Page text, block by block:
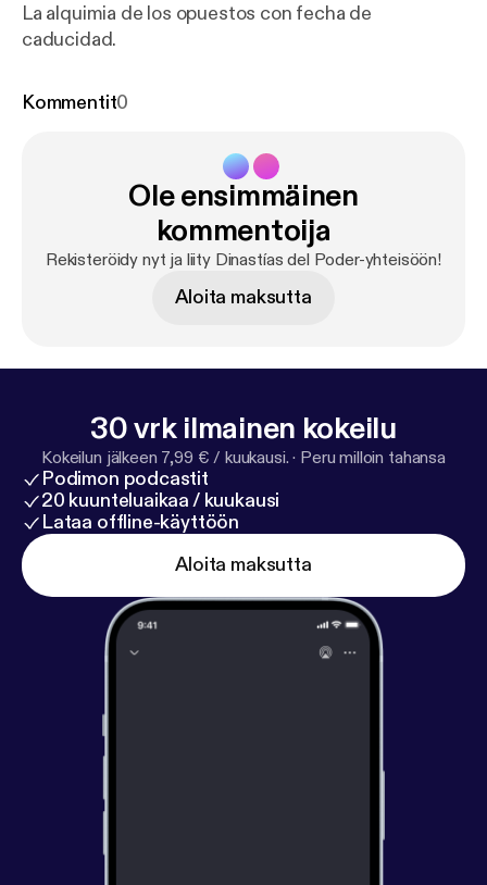
La alquimia de los opuestos con fecha de
caducidad.
Kommentit0
Ole ensimmäinen
kommentoija
Rekisteröidy nyt ja liity Dinastías del Poder-yhteisöön!
Aloita maksutta
30 vrk ilmainen kokeilu
Kokeilun jälkeen 7,99 € / kuukausi. · Peru milloin tahansa
Podimon podcastit
20 kuunteluaikaa / kuukausi
Lataa offline-käyttöön
Aloita maksutta